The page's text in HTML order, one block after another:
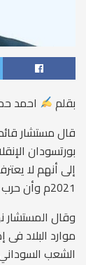
بقلم
احمد
قال مستشار
بورتسودان
2021م وأن حرب 15 أبريل 2023م أدت إلى إنهيار دستوري شامل.
وقال المستشار
موارد البلاد فى
الشعب